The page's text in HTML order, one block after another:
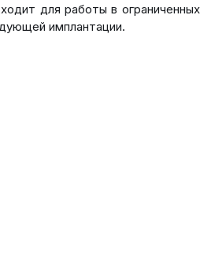
для работы в
имплантации.